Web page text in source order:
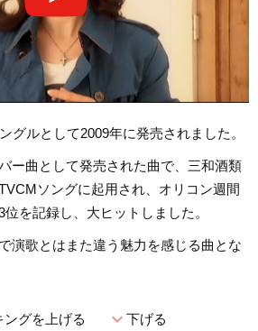
グルとして2009年に発売されました。
ー曲として発売された曲で、三和酒類
ソングに起用され、オリコン週間
を記録し、大ヒットしました。
演歌とはまた違う魅力を感じる曲とな
ングを上げる expand_more下げる